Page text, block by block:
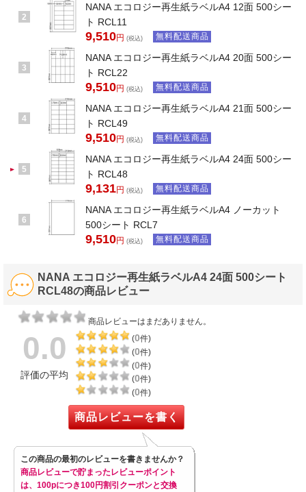
2
NANA エコロジー再生紙ラベルA4 12面 500シー
ト RCL11
9,510円 (税込) 無料配送商品
3
NANA エコロジー再生紙ラベルA4 20面 500シー
ト RCL22
9,510円 (税込) 無料配送商品
4
NANA エコロジー再生紙ラベルA4 21面 500シー
ト RCL49
9,510円 (税込) 無料配送商品
5
NANA エコロジー再生紙ラベルA4 24面 500シー
ト RCL48
9,131円 (税込) 無料配送商品
6
NANA エコロジー再生紙ラベルA4 ノーカット
500シート RCL7
9,510円 (税込) 無料配送商品
NANA エコロジー再生紙ラベルA4 24面 500シート
RCL48の商品レビュー
商品レビューはまだありません。
0.0
評価の平均
(0件)
(0件)
(0件)
(0件)
(0件)
商品レビューを書く
この商品の最初のレビューを書きませんか？
商品レビューで貯まったレビューポイント
は、100pにつき100円割引クーポンと交換